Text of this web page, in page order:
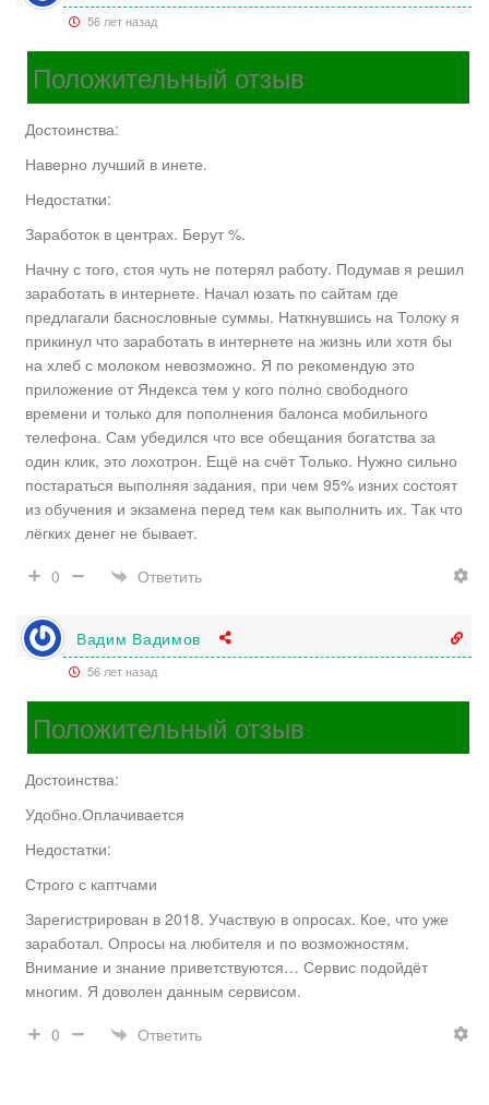
56 лет назад
Положительный отзыв
Достоинства:
Наверно лучший в инете.
Недостатки:
Заработок в центрах. Берут %.
Начну с того, стоя чуть не потерял работу. Подумав я решил
заработать в интернете. Начал юзать по сайтам где
предлагали баснословные суммы. Наткнувшись на Толоку я
прикинул что заработать в интернете на жизнь или хотя бы
на хлеб с молоком невозможно. Я по рекомендую это
приложение от Яндекса тем у кого полно свободного
времени и только для пополнения балонса мобильного
телефона. Сам убедился что все обещания богатства за
один клик, это лохотрон. Ещё на счёт Только. Нужно сильно
постараться выполняя задания, при чем 95% изних состоят
из обучения и экзамена перед тем как выполнить их. Так что
лёгких денег не бывает.
0
Ответить
Вадим Вадимов
56 лет назад
Положительный отзыв
Достоинства:
Удобно.Оплачивается
Недостатки:
Строго с каптчами
Зарегистрирован в 2018. Участвую в опросах. Кое, что уже
заработал. Опросы на любителя и по возможностям.
Внимание и знание приветствуются… Сервис подойдёт
многим. Я доволен данным сервисом.
0
Ответить